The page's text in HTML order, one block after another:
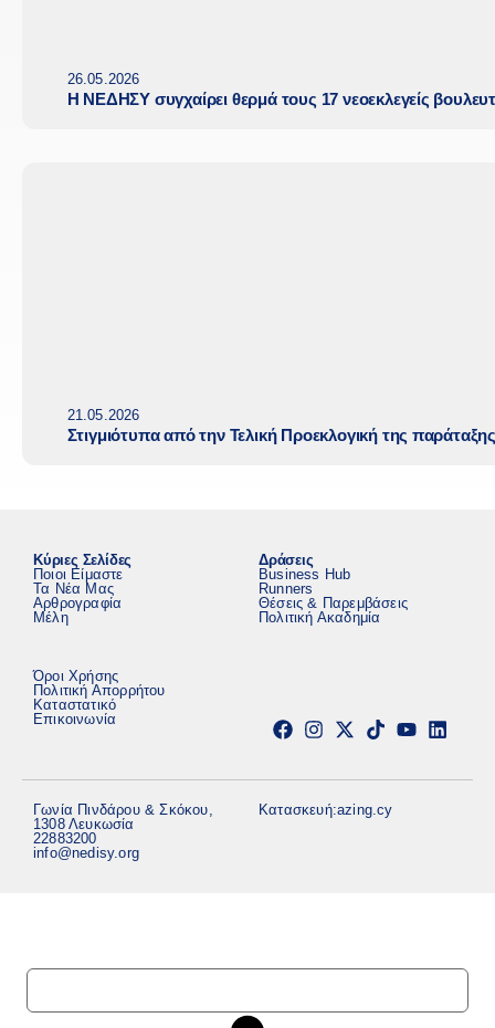
26.05.2026
Η ΝΕΔΗΣΥ συγχαίρει θερμά τους 17 νεοεκλεγείς
21.05.2026
Στιγμιότυπα από την Τελική Προεκλογική της
Κύριες Σελίδες
Ποιοι Είμαστε
Τα Νέα Μας
Αρθρογραφία
Μέλη
Δράσεις
Business Hub
Runners
Θέσεις & Παρεμβάσεις
Πολιτική Ακαδημία
Όροι Χρήσης
Πολιτική Απορρήτου
Καταστατικό
Επικοινωνία
Γωνία Πινδάρου & Σκόκου,
1308 Λευκωσία
22883200
info@nedisy.org
Κατασκευή:azing.cy